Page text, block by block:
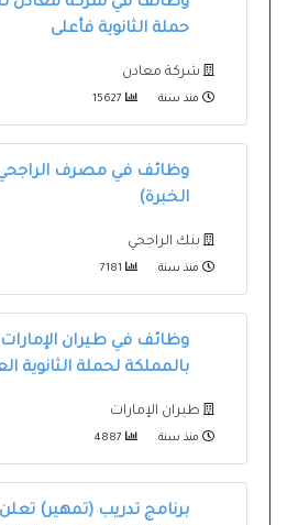
حملة الثانوية فأعلى
شركة معادن
منذ سنة
وظائف في مصرف
الخبرة)
بنك الراجحي
منذ سنة
وظائف في طيران
بالمملكة لحملة الثانوية
طيران الإمارات
منذ سنة
برنامج تدريب (تمهير)